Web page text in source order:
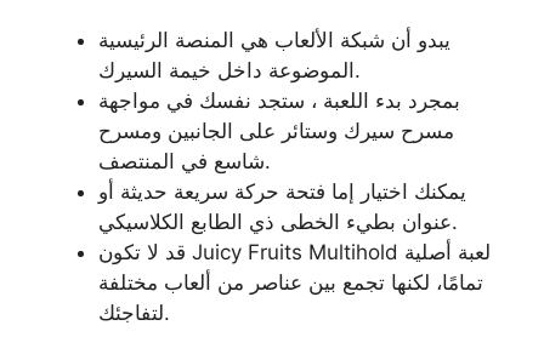
يبدو أن شبكة الألعاب هي المنصة الرئيسية
الموضوعة داخل خيمة السيرك.
بمجرد بدء اللعبة ، ستجد نفسك في مواجهة
مسرح سيرك وستائر على الجانبين ومسرح
شاسع في المنتصف.
يمكنك اختيار إما فتحة حركة سريعة حديثة أو
عنوان بطيء الخطى ذي الطابع الكلاسيكي.
قد لا تكون Juicy Fruits Multihold لعبة أصلية
تمامًا، لكنها تجمع بين عناصر من ألعاب مختلفة
لتفاجئك.